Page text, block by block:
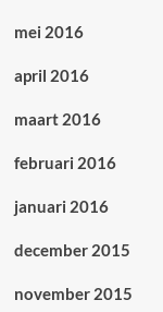
mei 2016
april 2016
maart 2016
februari 2016
januari 2016
december 2015
november 2015